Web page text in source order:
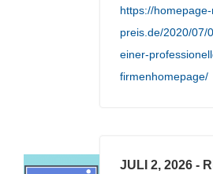
https://
preis.de/2020/07/
einer-
firmenhomepage/
JULI 2, 2026 -